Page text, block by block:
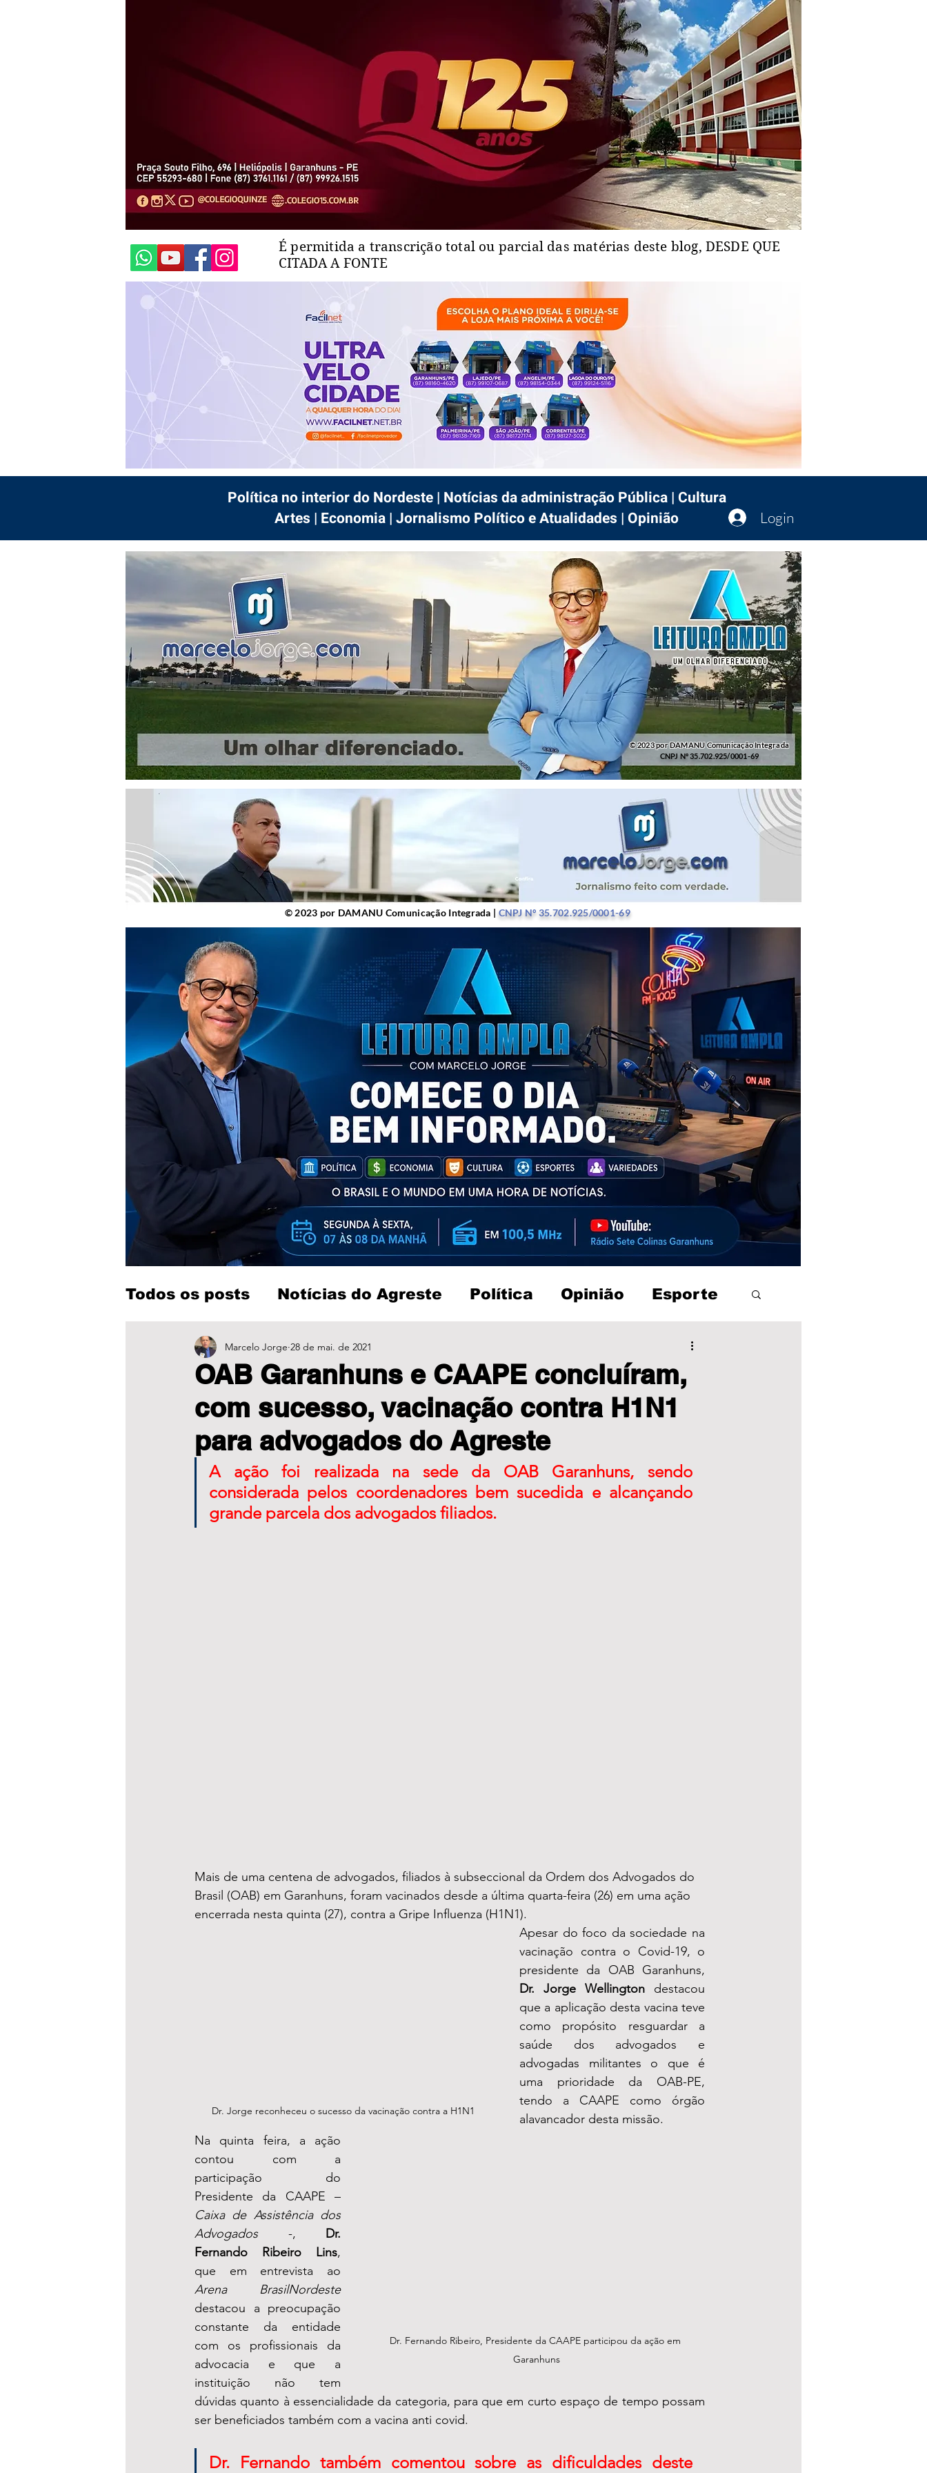
É permitida a transcrição total ou parcial das matérias deste blog, DESDE QUE
CITADA A FONTE
Login
Política no interior do Nordeste | Notícias da administração Pública | Cultura
Artes | Economia | Jornalismo Político e Atualidades | Opinião
© 2023 por DAMANU Comunicação Integrada
CNPJ Nº 35.702.925/0001-69
© 2023 por DAMANU Comunicação Integrada | CNPJ Nº 35.702.925/0001-69
© 2023 por DAMANU Comunicação Integrada | CNPJ Nº 35.702.925/0001-69
Todos os posts Notícias do Agreste Política Opinião Esporte
Entretenimento
OAB Garanhuns e CAAPE concluíram,
com sucesso, vacinação contra H1N1
para advogados do Agreste
Marcelo Jorge 28 de mai. de 2021
A ação foi realizada na sede da OAB Garanhuns, sendo
considerada pelos coordenadores bem sucedida e alcançando
grande parcela dos advogados filiados.
Mais de uma centena de advogados, filiados à subseccional da Ordem dos Advogados do
Brasil (OAB) em Garanhuns, foram vacinados desde a última quarta-feira (26) em uma ação
encerrada nesta quinta (27), contra a Gripe Influenza (H1N1).
Dr. Jorge reconheceu o sucesso da vacinação contra a H1N1
Apesar do foco da sociedade na
vacinação contra o Covid-19, o
Dr. Jorge Wellington destacou
que a aplicação desta vacina teve
como propósito resguardar a
saúde dos advogados e
advogadas militantes o que é
uma prioridade da OAB-PE,
tendo a CAAPE como órgão
alavancador desta missão.
Dr. Fernando Ribeiro, Presidente da CAAPE participou da ação em
Garanhuns
Na quinta feira, a ação
contou com a
participação do
Caixa de Assistência dos
Advogados -, Dr.
Fernando Ribeiro Lins,
Arena BrasilNordeste
destacou a preocupação
constante da entidade
com os profissionais da
advocacia e que a
instituição não tem
dúvidas quanto à essencialidade da categoria, para que em curto espaço de tempo possam
ser beneficiados também com a vacina anti covid.
Dr. Fernando também comentou sobre as dificuldades deste